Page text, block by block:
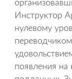
Инструктор
нулевому
появления